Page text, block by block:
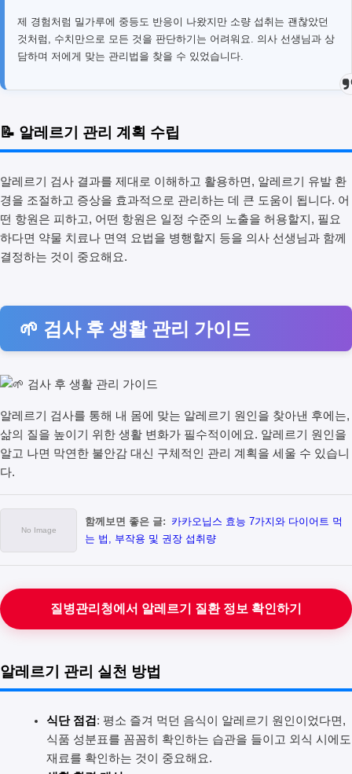
제 경험처럼 밀가루에 중등도 반응이 나왔지만 소량 섭취는 괜찮았던
것처럼, 수치만으로 모든 것을 판단하기는 어려워요. 의사 선생님과 상
담하며 저에게 맞는 관리법을 찾을 수 있었습니다.
📝 알레르기 관리 계획 수립
알레르기 검사 결과를 제대로 이해하고 활용하면, 알레르기 유발 환
경을 조절하고 증상을 효과적으로 관리하는 데 큰 도움이 됩니다. 어
떤 항원은 피하고, 어떤 항원은 일정 수준의 노출을 허용할지, 필요
하다면 약물 치료나 면역 요법을 병행할지 등을 의사 선생님과 함께
결정하는 것이 중요해요.
🌱 검사 후 생활 관리 가이드
알레르기 검사를 통해 내 몸에 맞는 알레르기 원인을 찾아낸 후에는,
삶의 질을 높이기 위한 생활 변화가 필수적이에요. 알레르기 원인을
알고 나면 막연한 불안감 대신 구체적인 관리 계획을 세울 수 있습니
다.
함께보면 좋은 글: 카카오닙스 효능 7가지와 다이어트 먹
는 법, 부작용 및 권장 섭취량
질병관리청에서 알레르기 질환 정보 확인하기
알레르기 관리 실천 방법
식단 점검: 평소 즐겨 먹던 음식이 알레르기 원인이었다면,
식품 성분표를 꼼꼼히 확인하는 습관을 들이고 외식 시에도
재료를 확인하는 것이 중요해요.